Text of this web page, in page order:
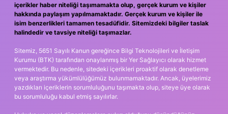
içerikler haber niteliği taşımamakta olup, gerçek kurum ve kişiler
hakkında paylaşım yapılmamaktadır. Gerçek kurum ve kişiler ile
isim benzerlikleri tamamen tesadüfidir. Sitemizdeki bilgiler taslak
halindedir ve tavsiye niteliği taşımazlar.
Sitemiz, 5651 Sayılı Kanun gereğince Bilgi Teknolojileri ve İletişim
Kurumu (BTK) tarafından onaylanmış bir Yer Sağlayıcı olarak hizmet
vermektedir. Bu nedenle, sitedeki içerikleri proaktif olarak denetleme
veya araştırma yükümlülüğümüz bulunmamaktadır. Ancak, üyelerimiz
yazdıkları içeriklerin sorumluluğunu taşımakta olup, siteye üye olarak
bu sorumluluğu kabul etmiş sayılırlar.